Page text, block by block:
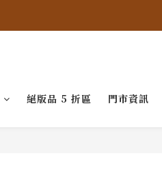
絕版品 5 折區 門市資訊